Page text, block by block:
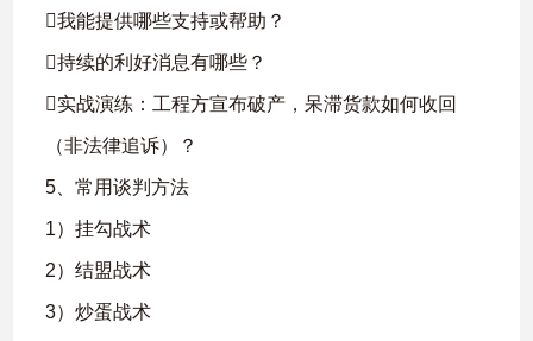
我能提供哪些支持或帮助？
持续的利好消息有哪些？
实战演练：工程方宣布破产，呆滞货款如何收回
（非法律追诉）？
5、常用谈判方法
1）挂勾战术
2）结盟战术
3）炒蛋战术